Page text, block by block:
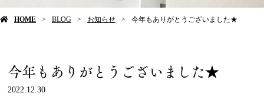
HOME BLOG お知らせ 今年もありがとうございました★
今年もありがとうございました★
2022.12.30